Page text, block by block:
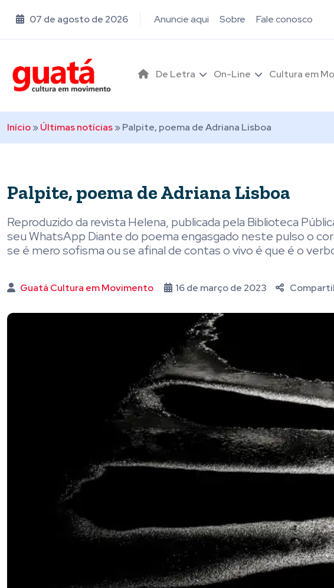
07 de agosto de 2026 Anuncie aqui Sobre Fale conosco
De Letra On-Line Cultura em
Início»Últimas notícias»Palpite, poema de Adriana Lisboa
Palpite, poema de Adriana Lisboa
Reproduzido da revista Helena, publicada pela Biblioteca
seu WhatsApp Diante do poema engasgado neste pulso o
se é mero sofisma ou se afinal de contas o vivo é que é o
Guatá Cultura em Movimento 16 de março de 2023